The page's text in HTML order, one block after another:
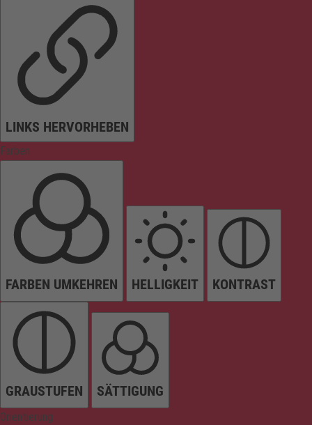
LINKS HERVORHEBEN
Farben
FARBEN UMKEHREN HELLIGKEIT KONTRAST
GRAUSTUFEN SÄTTIGUNG
Orientierung